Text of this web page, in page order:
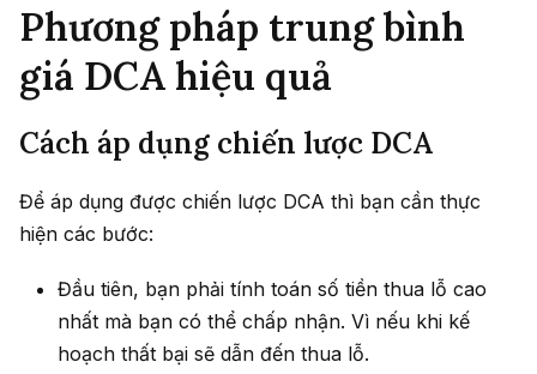
Phương pháp trung bình
giá DCA hiệu quả
Cách áp dụng chiến lược DCA
Để áp dụng được chiến lược DCA thì bạn cần thực
hiện các bước:
Đầu tiên, bạn phải tính toán số tiền thua lỗ cao
nhất mà bạn có thể chấp nhận. Vì nếu khi kế
hoạch thất bại sẽ dẫn đến thua lỗ.